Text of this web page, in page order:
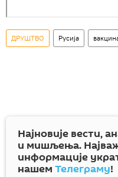
ДРУШТВО Русија
Најновије вести,
и мишљења.
информације
нашем Телеграму!